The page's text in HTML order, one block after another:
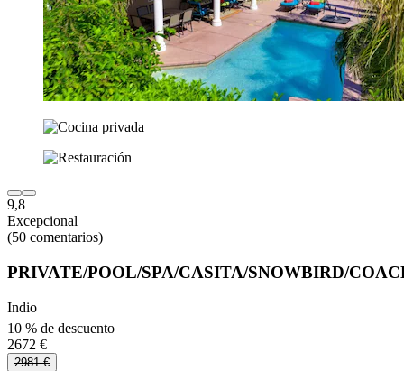
9,8
Excepcional
(50 comentarios)
PRIVATE/POOL/SPA/CASITA/SNOWBIRD/
Indio
10 % de descuento
2672 €
2981 €